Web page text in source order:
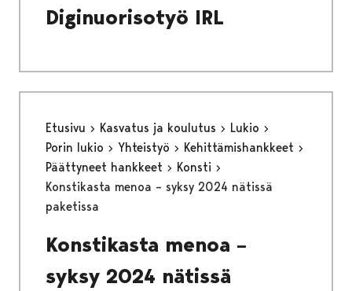
Diginuorisotyö IRL
Etusivu Kasvatus ja koulutus
Lukio
Porin lukio
Yhteistyö
Kehittämishankkeet
Päättyneet hankkeet
Konsti
Konstikasta menoa – syksy 2024 nätissä
paketissa
Konstikasta menoa –
syksy 2024 nätissä